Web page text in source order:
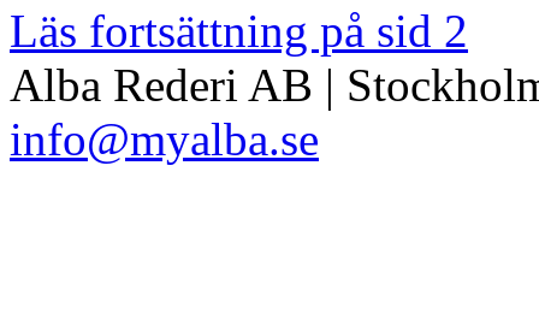
Läs fortsättning på sid 2
Alba Rederi AB |
info@myalba.se